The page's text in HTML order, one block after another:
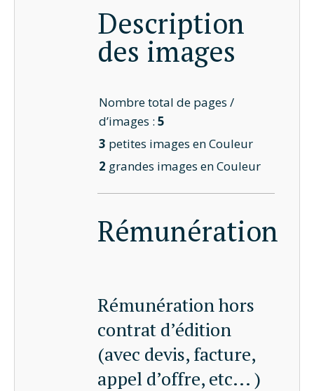
Description
des images
Nombre total de pages /
d’images :5
3 petites images en Couleur
2 grandes images en Couleur
Rémunération
Rémunération hors
contrat d’édition
(avec devis, facture,
appel d’offre, etc... )